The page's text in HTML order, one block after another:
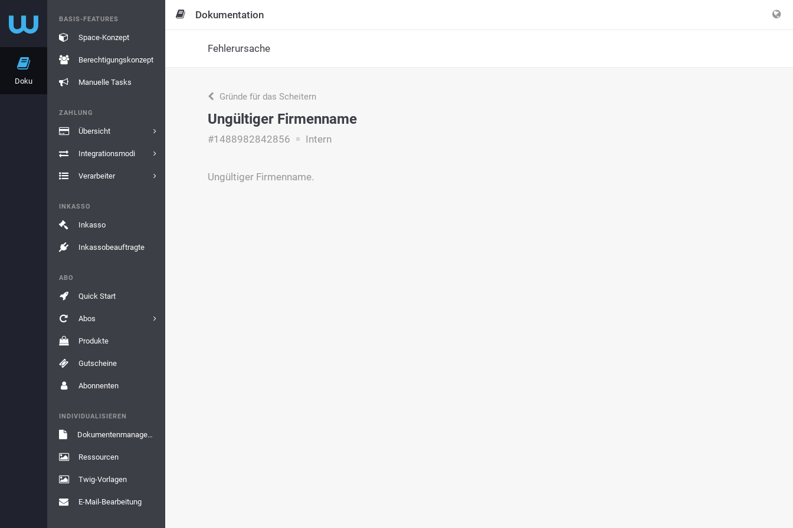
Doku
BASIS-FEATURES
Space-Konzept
Berechtigungskonzept
Manuelle Tasks
ZAHLUNG
Übersicht
Integrationsmodi
Verarbeiter
INKASSO
Inkasso
Inkassobeauftragte
ABO
Quick Start
Abos
Produkte
Gutscheine
Abonnenten
INDIVIDUALISIEREN
Dokumentenmanagement
Ressourcen
Twig-Vorlagen
E-Mail-Bearbeitung
Dokumentation
Fehlerursache
Gründe für das Scheitern
Ungültiger Firmenname
#1488982842856 Intern
Ungültiger Firmenname.